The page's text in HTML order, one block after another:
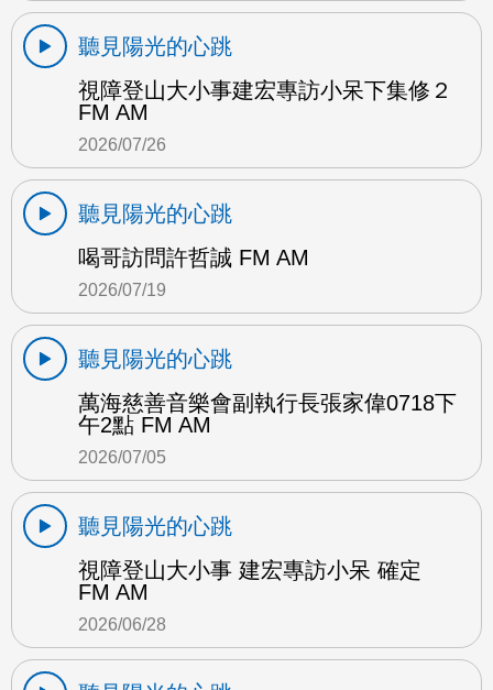
聽見陽光的心跳
視障登山大小事建宏專訪小呆下集修２
FM AM
2026/07/26
聽見陽光的心跳
喝哥訪問許哲誠 FM AM
2026/07/19
聽見陽光的心跳
萬海慈善音樂會副執行長張家偉0718下
午2點 FM AM
2026/07/05
聽見陽光的心跳
視障登山大小事 建宏專訪小呆 確定
FM AM
2026/06/28